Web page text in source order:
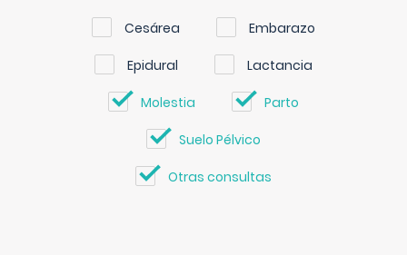
Cesárea Embarazo
Epidural Lactancia
Molestia Parto
Suelo Pélvico
Otras consultas